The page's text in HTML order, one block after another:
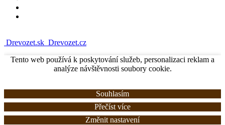
Drevozet.sk Drevozet.cz
Tento web používá k poskytování služeb, personalizaci reklam a
analýze návštěvnosti soubory cookie.
Souhlasím
Přečíst více
Změnit nastavení